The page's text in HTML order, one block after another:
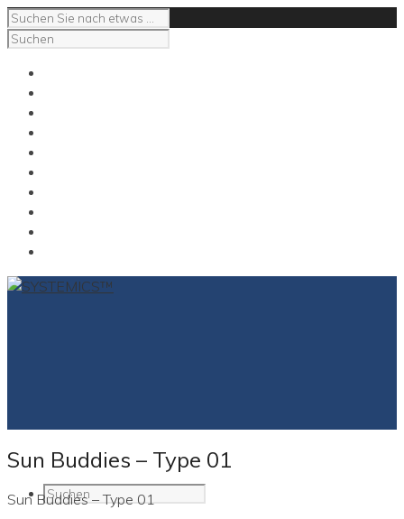
Sun Buddies – Type 01
Sun Buddies – Type 01